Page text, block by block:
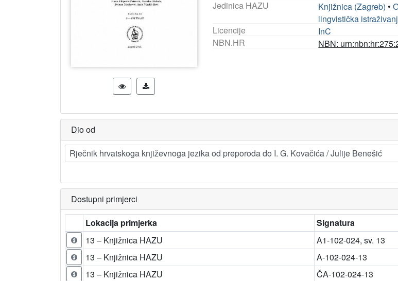
Jedinica HAZU
Knjižnica (Zagreb) •
lingvistička
Licencije
InC
NBN.HR
NBN:
Dio od
Rječnik hrvatskoga književnoga jezika od preporoda do I. G. Kovačića / Julije Benešić
Dostupni primjerci
Lokacija primjerka
Signatura
13 – Knjižnica HAZU
A1-102-024, sv. 13
13 – Knjižnica HAZU
A-102-024-13
13 – Knjižnica HAZU
ČA-102-024-13